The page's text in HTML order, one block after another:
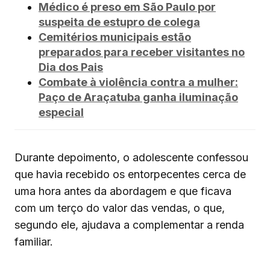
Médico é preso em São Paulo por
suspeita de estupro de colega
Cemitérios municipais estão
preparados para receber visitantes no
Dia dos Pais
Combate à violência contra a mulher:
Paço de Araçatuba ganha iluminação
especial
Durante depoimento, o adolescente confessou
que havia recebido os entorpecentes cerca de
uma hora antes da abordagem e que ficava
com um terço do valor das vendas, o que,
segundo ele, ajudava a complementar a renda
familiar.